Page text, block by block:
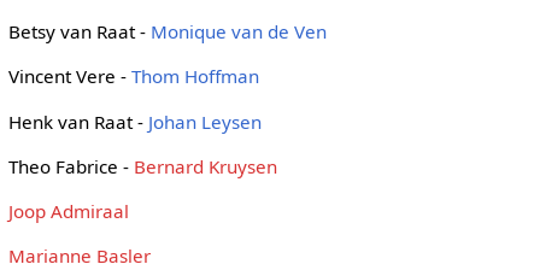
Betsy van Raat - Monique van de Ven
Vincent Vere - Thom Hoffman
Henk van Raat - Johan Leysen
Theo Fabrice - Bernard Kruysen
Joop Admiraal
Marianne Basler